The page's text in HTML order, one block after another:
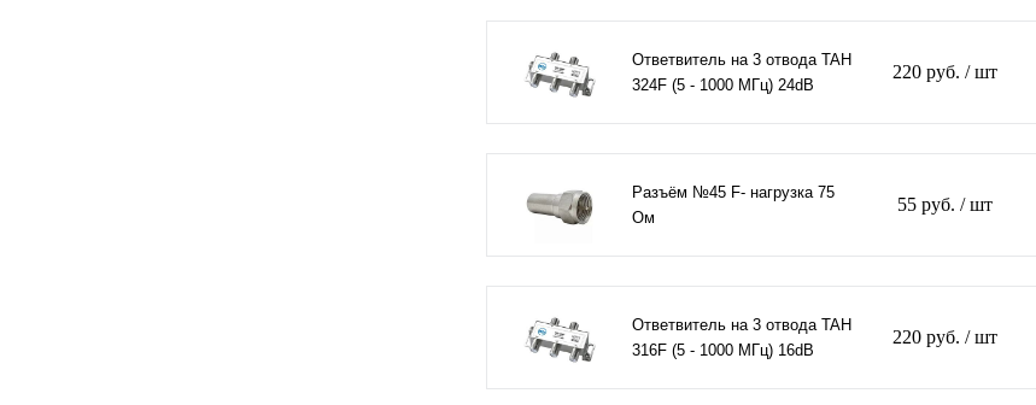
Ответвитель на 3 отвода TAH
324F (5 - 1000 МГц) 24dB
220 руб. / шт
Разъём №45 F- нагрузка 75
Ом
55 руб. / шт
Ответвитель на 3 отвода TAH
316F (5 - 1000 МГц) 16dB
220 руб. / шт